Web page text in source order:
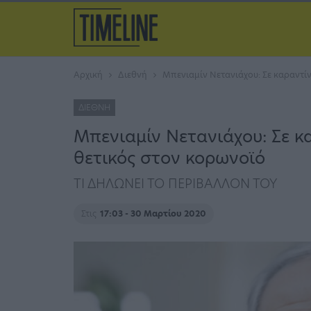
Αρχική Διεθνή Μπενιαμίν Νετανιάχου: Σε
ΔΙΕΘΝΉ
Μπενιαμίν Νετανιάχου: Σε
θετικός στον κορωνοϊό
ΤΙ ΔΗΛΩΝΕΙ ΤΟ ΠΕΡΙΒΑΛΛΟΝ ΤΟΥ
Στις 17:03 - 30 Μαρτίου 2020